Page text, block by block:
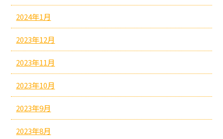
2024年1月
2023年12月
2023年11月
2023年10月
2023年9月
2023年8月